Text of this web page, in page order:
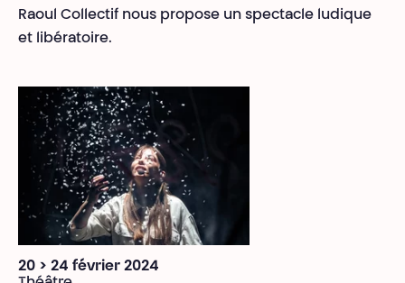
Raoul Collectif nous propose un spectacle ludique
et libératoire.
20 > 24 février 2024